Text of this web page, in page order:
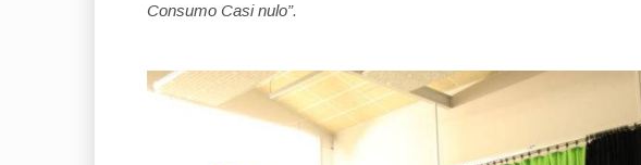
Consumo Casi nulo”.